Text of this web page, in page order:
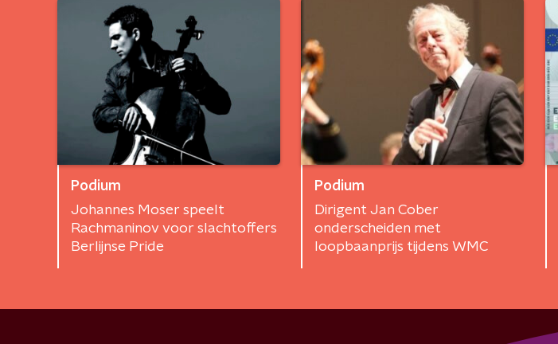
Podium
Johannes Moser speelt
Rachmaninov voor slachtoffers
Berlijnse Pride
Podium
Dirigent Jan Cober
onderscheiden met
loopbaanprijs tijdens WMC